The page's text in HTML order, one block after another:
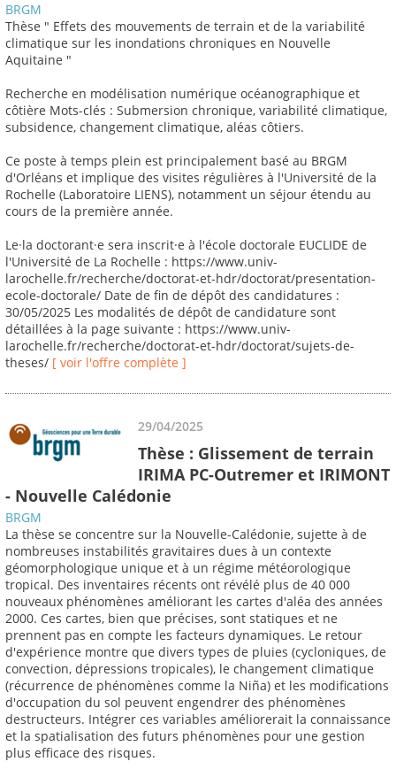
BRGM
Thèse " Effets des mouvements de terrain et de la variabilité
climatique sur les inondations chroniques en Nouvelle
Aquitaine "
Recherche en modélisation numérique océanographique et
côtière Mots-clés : Submersion chronique, variabilité climatique,
subsidence, changement climatique, aléas côtiers.
Ce poste à temps plein est principalement basé au BRGM
d'Orléans et implique des visites régulières à l'Université de la
Rochelle (Laboratoire LIENS), notamment un séjour étendu au
cours de la première année.
Le·la doctorant·e sera inscrit·e à l'école doctorale EUCLIDE de
l'Université de La Rochelle : https://www.univ-
larochelle.fr/recherche/doctorat-et-hdr/doctorat/presentation-
ecole-doctorale/ Date de fin de dépôt des candidatures :
30/05/2025 Les modalités de dépôt de candidature sont
détaillées à la page suivante : https://www.univ-
larochelle.fr/recherche/doctorat-et-hdr/doctorat/sujets-de-
theses/ [ voir l'offre complète ]
29/04/2025
Thèse : Glissement de terrain
IRIMA PC-Outremer et IRIMONT
- Nouvelle Calédonie
BRGM
La thèse se concentre sur la Nouvelle-Calédonie, sujette à de
nombreuses instabilités gravitaires dues à un contexte
géomorphologique unique et à un régime météorologique
tropical. Des inventaires récents ont révélé plus de 40 000
nouveaux phénomènes améliorant les cartes d'aléa des années
2000. Ces cartes, bien que précises, sont statiques et ne
prennent pas en compte les facteurs dynamiques. Le retour
d'expérience montre que divers types de pluies (cycloniques, de
convection, dépressions tropicales), le changement climatique
(récurrence de phénomènes comme la Niña) et les modifications
d'occupation du sol peuvent engendrer des phénomènes
destructeurs. Intégrer ces variables améliorerait la connaissance
et la spatialisation des futurs phénomènes pour une gestion
plus efficace des risques.